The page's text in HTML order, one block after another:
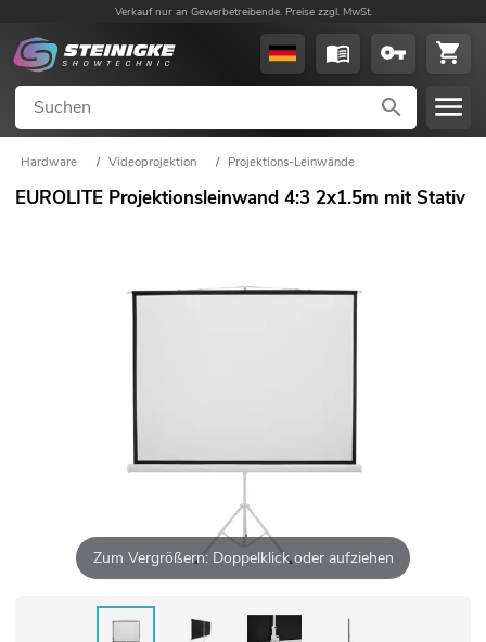
Verkauf nur an Gewerbetreibende. Preise zzgl. MwSt.
Hardware / Videoprojektion / Projektions-Leinwände
EUROLITE Projektionsleinwand 4:3 2x1.5m mit Stativ
Zum Vergrößern: Doppelklick oder aufziehen